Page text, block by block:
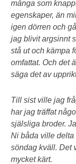
många som
egenskaper, än
igen dörren och
jag blivit argsinnt
stå ut och kämpa
omfattat. Och det
säga det av
Till sist ville jag
har jag träffat
själsliga broder.
Ni båda ville delta
söndag kväll. Det
mycket kärt.